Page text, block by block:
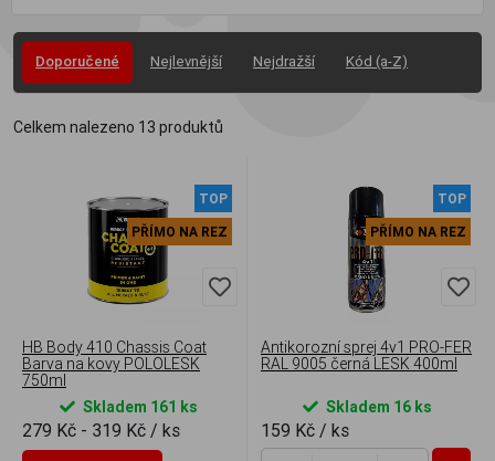
Doporučené Nejlevnější Nejdražší Kód (a-Z)
Celkem nalezeno 13 produktů
TOP
PŘÍMO NA REZ
HB Body 410 Chassis Coat
Barva na kovy POLOLESK
750ml
Skladem 161 ks
279 Kč - 319 Kč / ks
TOP
PŘÍMO NA REZ
Antikorozní sprej 4v1 PRO-FER
RAL 9005 černá LESK 400ml
Skladem 16 ks
159 Kč / ks